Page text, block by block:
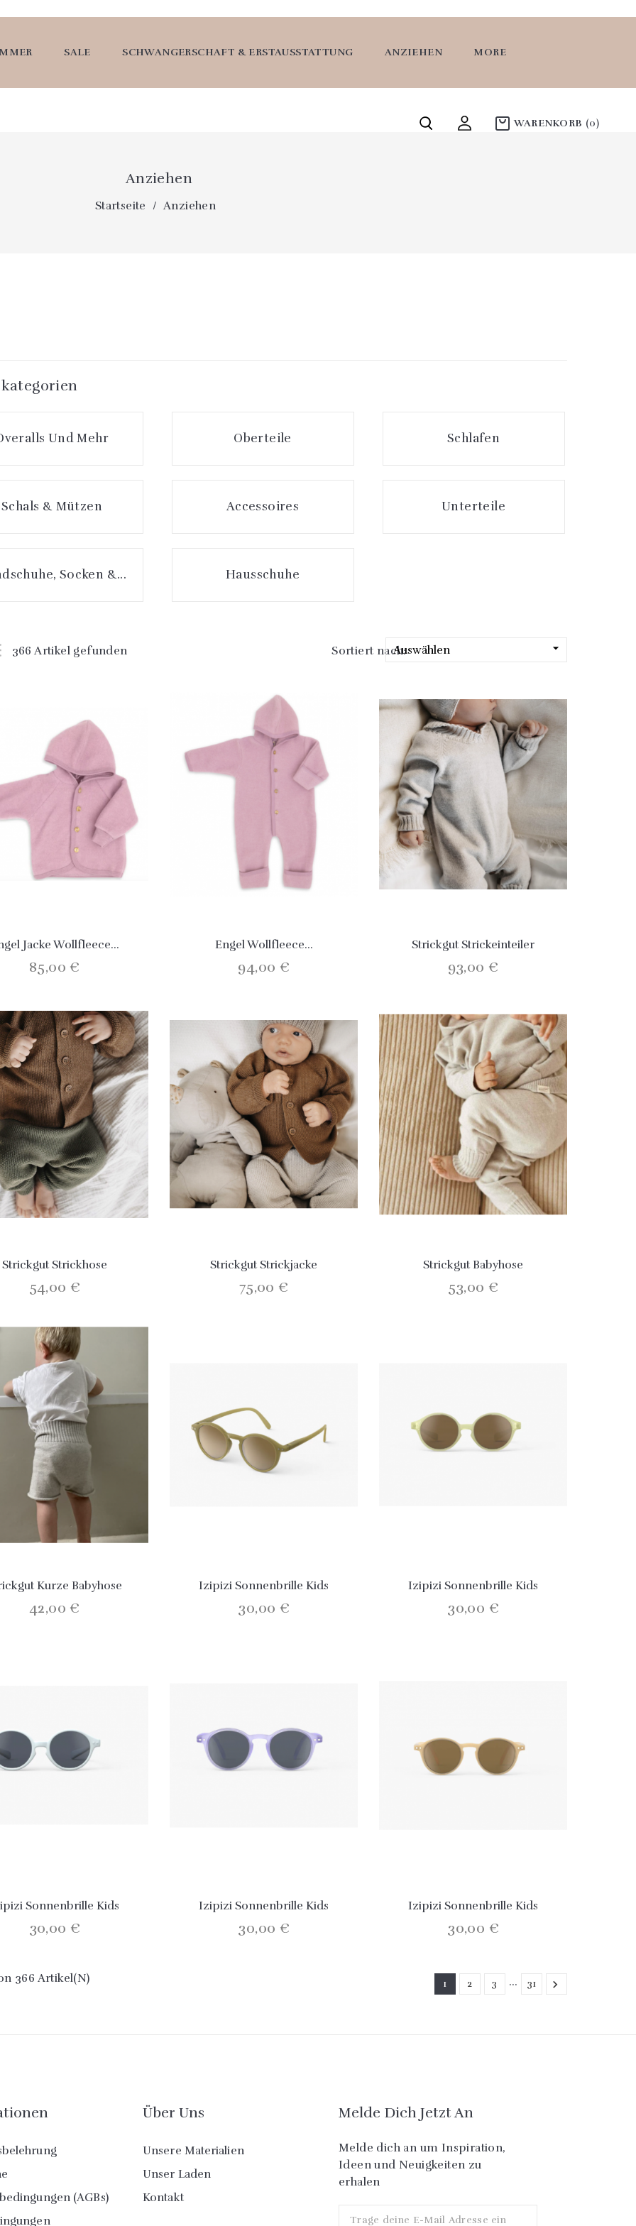
SALE SCHWANGERSCHAFT & ERSTAUSSTATTUNG ANZIEHEN MORE
WARENKORB (0)
Anziehen
Startseite Anziehen
Und Mehr Oberteile Schlafen
Schals & Mützen Accessoires Unterteile
Socken &... Hausschuhe
366 Artikel gefunden Sortiert nach:Auswählen 
Jacke Wollfleece...
85,00 €
Engel Wollfleece...
94,00 €
Strickgut Strickeinteiler
93,00 €
Strickgut Strickhose
54,00 €
Strickgut Strickjacke
75,00 €
Strickgut Babyhose
53,00 €
Kurze Babyhose
42,00 €
Izipizi Sonnenbrille Kids
30,00 €
Izipizi Sonnenbrille Kids
30,00 €
Sonnenbrille Kids
30,00 €
Izipizi Sonnenbrille Kids
30,00 €
Izipizi Sonnenbrille Kids
30,00 €
366 Artikel(n) 1 2 3 … 31 
(AGBs)
Über Uns
Unsere Materialien
Unser Laden
Kontakt
Melde Dich Jetzt An
Melde dich an um Inspiration,
Ideen und Neuigkeiten zu
erhalen